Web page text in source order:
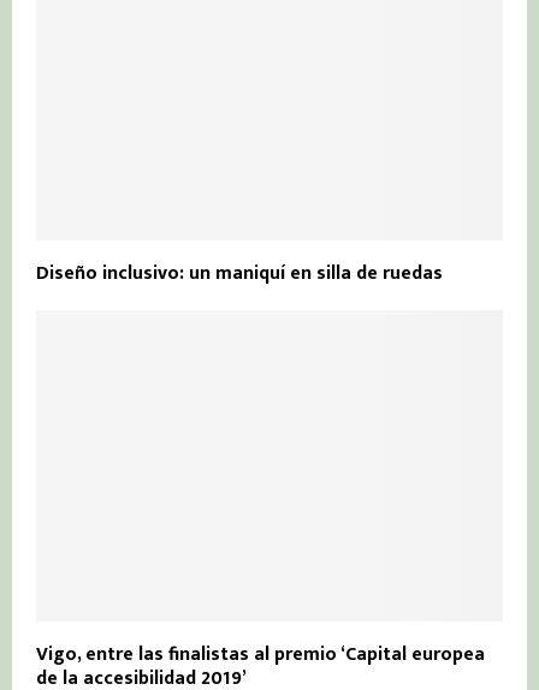
Diseño inclusivo: un maniquí en silla de ruedas
Vigo, entre las finalistas al premio ‘Capital europea
de la accesibilidad 2019’